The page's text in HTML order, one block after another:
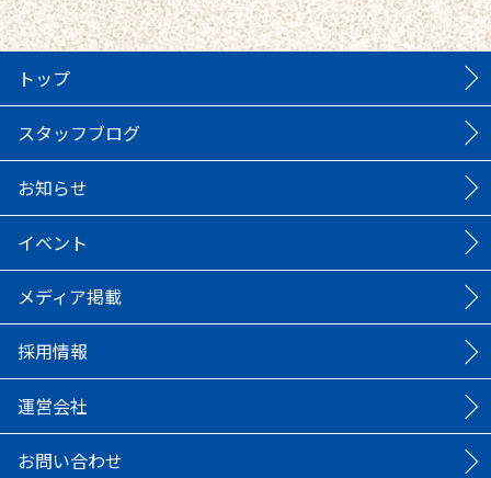
トップ
スタッフブログ
お知らせ
イベント
メディア掲載
採用情報
運営会社
お問い合わせ